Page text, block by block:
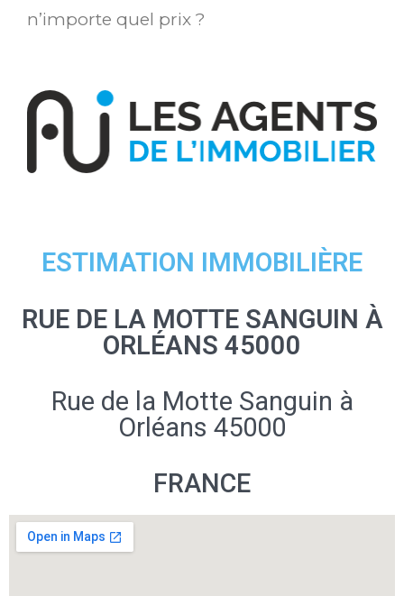
n’importe quel prix ?
ESTIMATION IMMOBILIÈRE
RUE DE LA MOTTE SANGUIN À
ORLÉANS 45000
Rue de la Motte Sanguin à
Orléans 45000
FRANCE